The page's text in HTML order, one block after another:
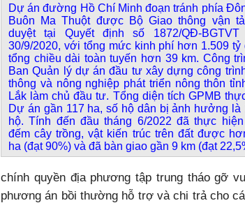
Dự án đường Hồ Chí Minh đoạn tránh phía
Buôn Ma Thuột được Bộ Giao thông vận
duyệt tại Quyết định số 1872/QĐ-BGTVT
30/9/2020, với tổng mức kinh phí hơn 1.509 tỷ
tổng chiều dài toàn tuyến hơn 39 km. Công
Ban Quản lý dự án đầu tư xây dựng công
thông và nông nghiệp phát triển nông thôn
Lắk làm chủ đầu tư. Tổng diện tích GPMB
Dự án gần 117 ha, số hộ dân bị ảnh hưởng là
hộ. Tính đến đầu tháng 6/2022 đã thực
đếm cây trồng, vật kiến trúc trên đất được
ha (đạt 90%) và đã bàn giao gần 9 km (đạt
chính quyền địa phương tập trung tháo gỡ
phương án bồi thường hỗ trợ và chi trả cho